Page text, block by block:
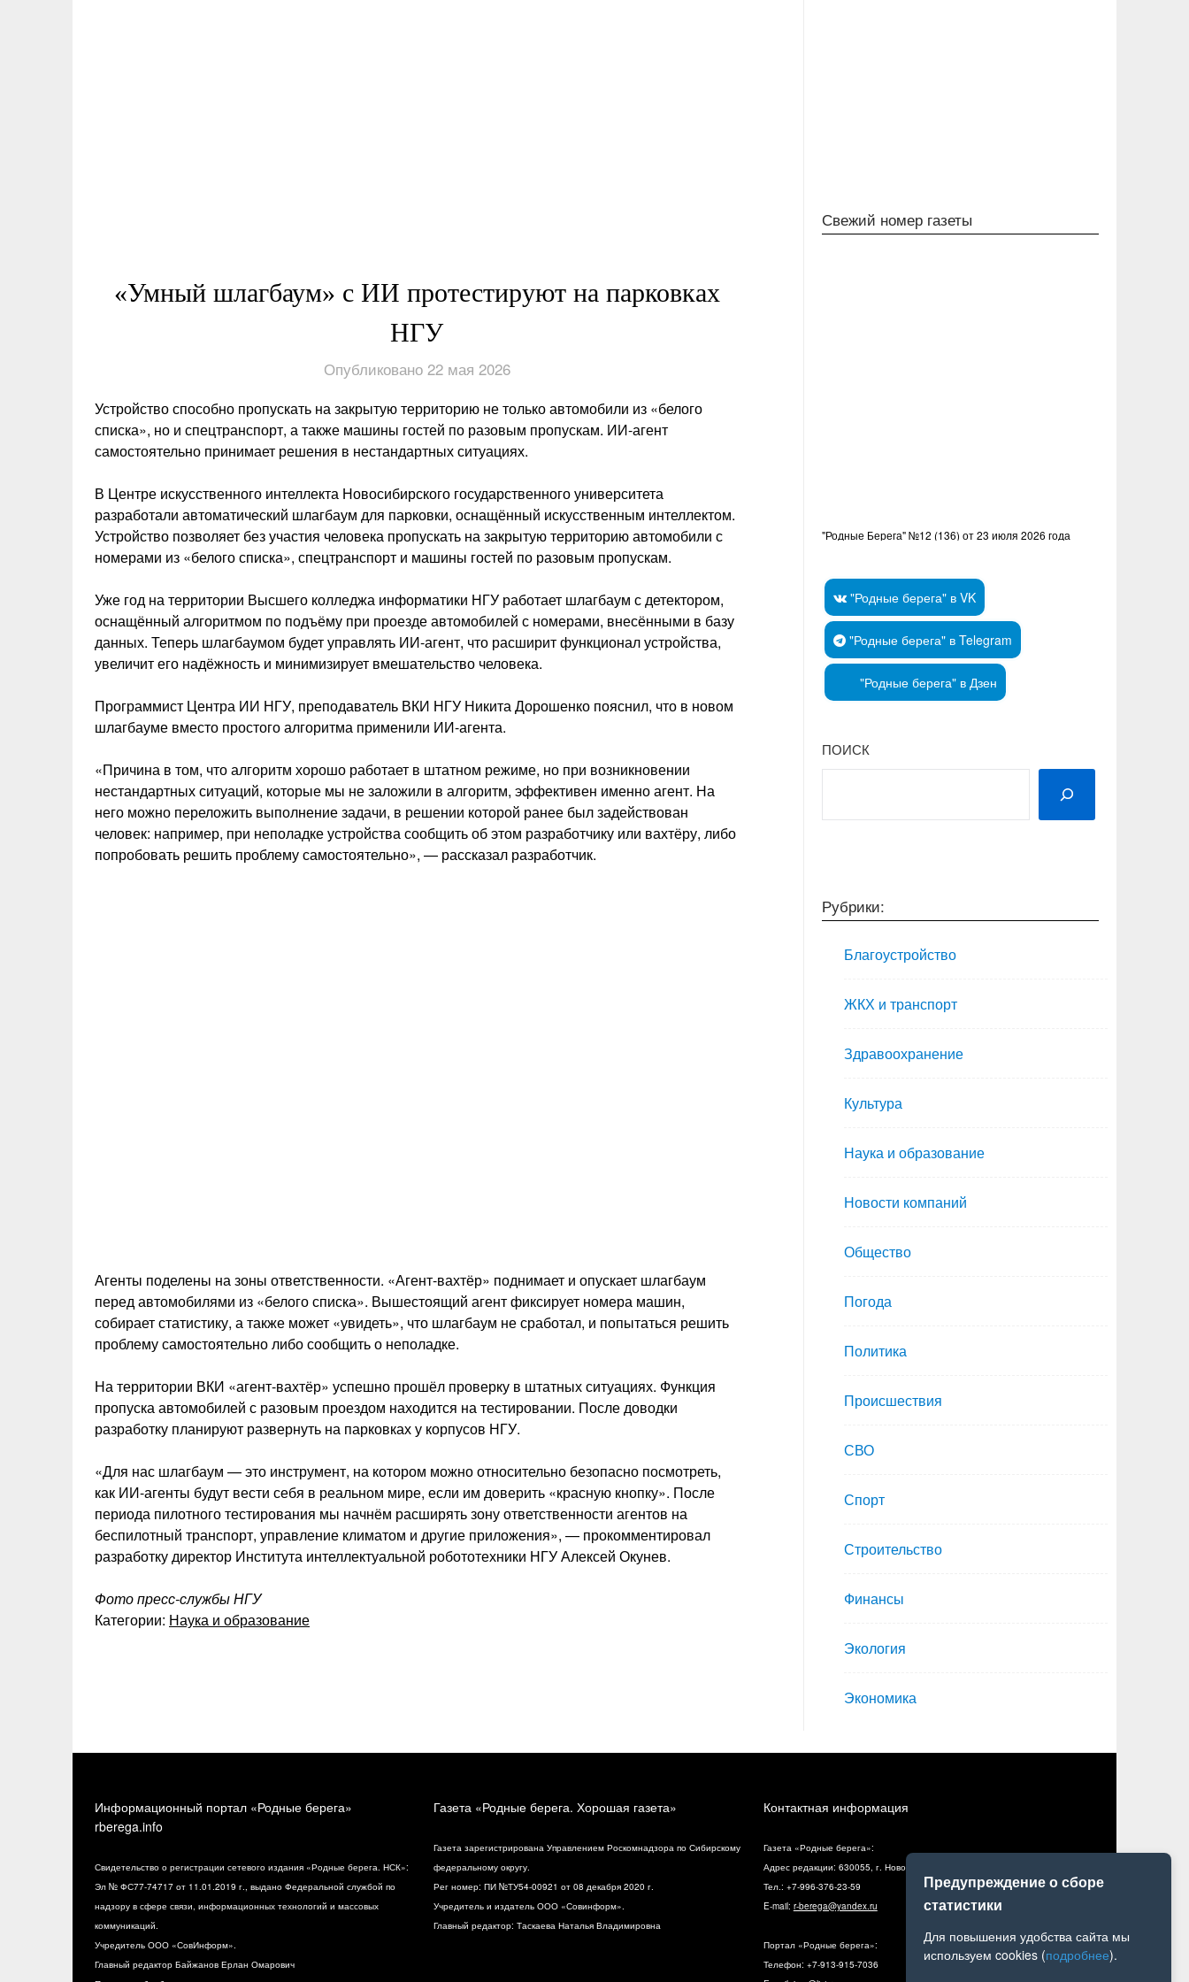
«Умный шлагбаум» с ИИ протестируют на парковках
НГУ
Опубликовано 22 мая 2026
Устройство способно пропускать на закрытую территорию не только автомобили из «белого
списка», но и спецтранспорт, а также машины гостей по разовым пропускам. ИИ-агент
самостоятельно принимает решения в нестандартных ситуациях.
В Центре искусственного интеллекта Новосибирского государственного университета
разработали автоматический шлагбаум для парковки, оснащённый искусственным интеллектом.
Устройство позволяет без участия человека пропускать на закрытую территорию автомобили с
номерами из «белого списка», спецтранспорт и машины гостей по разовым пропускам.
Уже год на территории Высшего колледжа информатики НГУ работает шлагбаум с детектором,
оснащённый алгоритмом по подъёму при проезде автомобилей с номерами, внесёнными в базу
данных. Теперь шлагбаумом будет управлять ИИ-агент, что расширит функционал устройства,
увеличит его надёжность и минимизирует вмешательство человека.
Программист Центра ИИ НГУ, преподаватель ВКИ НГУ Никита Дорошенко пояснил, что в новом
шлагбауме вместо простого алгоритма применили ИИ-агента.
«Причина в том, что алгоритм хорошо работает в штатном режиме, но при возникновении
нестандартных ситуаций, которые мы не заложили в алгоритм, эффективен именно агент. На
него можно переложить выполнение задачи, в решении которой ранее был задействован
человек: например, при неполадке устройства сообщить об этом разработчику или вахтёру, либо
попробовать решить проблему самостоятельно», — рассказал разработчик.
Агенты поделены на зоны ответственности. «Агент-вахтёр» поднимает и опускает шлагбаум
перед автомобилями из «белого списка». Вышестоящий агент фиксирует номера машин,
собирает статистику, а также может «увидеть», что шлагбаум не сработал, и попытаться решить
проблему самостоятельно либо сообщить о неполадке.
На территории ВКИ «агент-вахтёр» успешно прошёл проверку в штатных ситуациях. Функция
пропуска автомобилей с разовым проездом находится на тестировании. После доводки
разработку планируют развернуть на парковках у корпусов НГУ.
«Для нас шлагбаум — это инструмент, на котором можно относительно безопасно посмотреть,
как ИИ-агенты будут вести себя в реальном мире, если им доверить «красную кнопку». После
периода пилотного тестирования мы начнём расширять зону ответственности агентов на
беспилотный транспорт, управление климатом и другие приложения», — прокомментировал
разработку директор Института интеллектуальной робототехники НГУ Алексей Окунев.
Фото пресс-службы НГУ
Категории: Наука и образование
Свежий номер газеты
"Родные Берега" №12 (136) от 23 июля 2026 года
"Родные берега" в VK
"Родные берега" в Telegram
"Родные берега" в Дзен
ПОИСК
Рубрики:
Благоустройство
ЖКХ и транспорт
Здравоохранение
Культура
Наука и образование
Новости компаний
Общество
Погода
Политика
Происшествия
СВО
Спорт
Строительство
Финансы
Экология
Экономика
Информационный портал «Родные берега»
rberega.info
Свидетельство о регистрации сетевого издания «Родные берега. НСК»:
Эл № ФС77-74717 от 11.01.2019 г., выдано Федеральной службой по
надзору в сфере связи, информационных технологий и массовых
коммуникаций.
Учредитель ООО «СовИнформ».
Главный редактор Байжанов Ерлан Омарович
Газета «Родные берега. Хорошая газета»
Газета зарегистрирована Управлением Роскомнадзора по Сибирскому
федеральному округу.
Рег номер: ПИ №ТУ54-00921 от 08 декабря 2020 г.
Учредитель и издатель ООО «Совинформ».
Главный редактор: Таскаева Наталья Владимировна
Контактная информация
Газета «Родные берега»:
Адрес редакции: 630055, г. Новосибирск, ул. Разъездная, 10, оф. 5
Тел.: +7-996-376-23-59
E-mail: r-berega@yandex.ru
Портал «Родные берега»:
Телефон: +7-913-915-7036
Предупреждение о сборе
статистики
Для повышения удобства сайта мы
используем cookies (подробнее).